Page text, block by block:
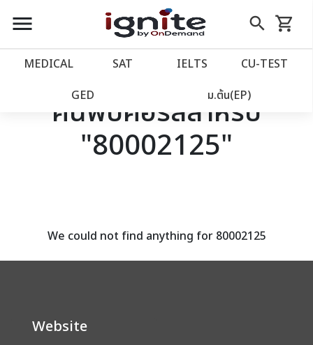
close
account_balance หน้าแรก
เว็บไซต์อิกไนท์
โปรโมชั่น
assignment ลงทะเบียน
menu search
Skip
to
shopping_cart
รถเข็น
MEDICAL SAT IELTS CU‑TEST
GED ม.ต้น(EP)
ค้นพบคอร์สสำหรับ
"80002125"
We could not find anything for 80002125
Website